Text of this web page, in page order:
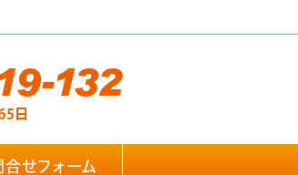
合せフォーム